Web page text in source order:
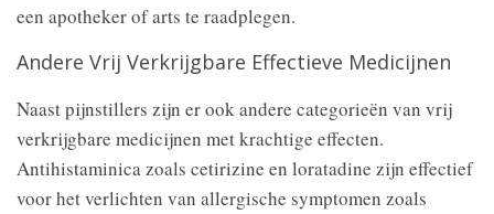
een apotheker of arts te raadplegen.
Andere Vrij Verkrijgbare Effectieve Medicijnen
Naast pijnstillers zijn er ook andere categorieën van vrij
verkrijgbare medicijnen met krachtige effecten.
Antihistaminica zoals cetirizine en loratadine zijn effectief
voor het verlichten van allergische symptomen zoals